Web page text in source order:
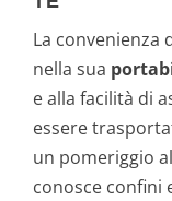
La convenienza
nella sua
e alla facilità di
essere
un pomeriggio
conosce confini